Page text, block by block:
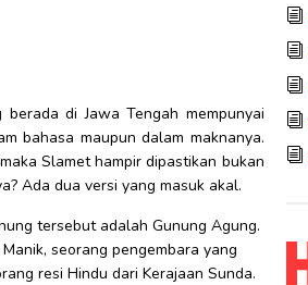
di Jawa Tengah mempunyai
bahasa maupun dalam maknanya.
Slamet hampir dipastikan bukan
Ada dua versi yang masuk akal.
tersebut adalah Gunung Agung.
seorang pengembara yang
resi Hindu dari Kerajaan Sunda.